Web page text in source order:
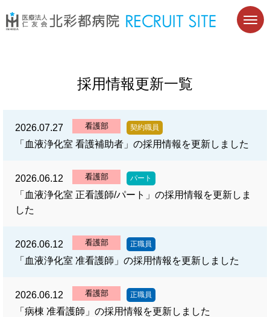
採用情報更新一覧
2026.07.27 看護部 契約職員
「血液浄化室 看護補助者」の採用情報を更新しました
2026.06.12 看護部 パート
「血液浄化室 正看護師/パート」の採用情報を更新しま
した
2026.06.12 看護部 正職員
「血液浄化室 准看護師」の採用情報を更新しました
2026.06.12 看護部 正職員
「病棟 准看護師」の採用情報を更新しました